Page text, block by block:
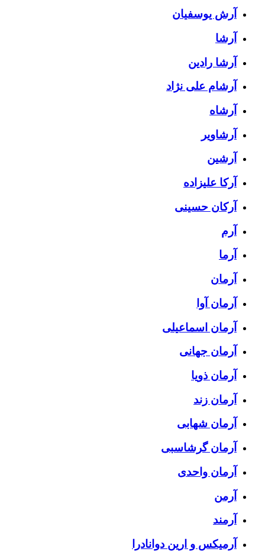
آرش یوسفیان
آرشا
آرشا رادین
آرشام علی نژاد
آرشاه
آرشاویر
آرشین
آرکا علیزاده
آرکان حسینی
آرم
آرما
آرمان
آرمان آوا
آرمان اسماعیلی
آرمان جهانی
آرمان ذویا
آرمان زند
آرمان شهابی
آرمان گرشاسبی
آرمان واحدی
آرمن
آرمند
آرمیکس و ارین دوانادرا